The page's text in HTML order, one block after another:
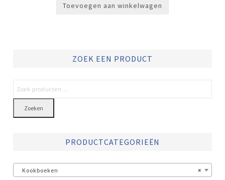
Toevoegen aan winkelwagen
ZOEK EEN PRODUCT
Zoeken
PRODUCTCATEGORIEËN
×
Kookboeken